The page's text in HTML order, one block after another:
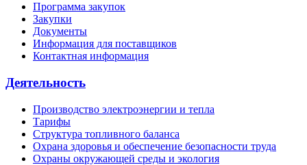
Программа закупок
Закупки
Документы
Информация для поставщиков
Контактная информация
Деятельность
Производство электроэнергии и тепла
Тарифы
Структура топливного баланса
Охрана здоровья и обеспечение безопасности труда
Охраны окружающей среды и экология